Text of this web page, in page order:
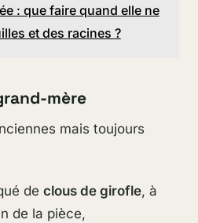
: que faire quand elle ne
et des racines ?
mère
mais toujours
de clous de girofle, à
de la pièce,